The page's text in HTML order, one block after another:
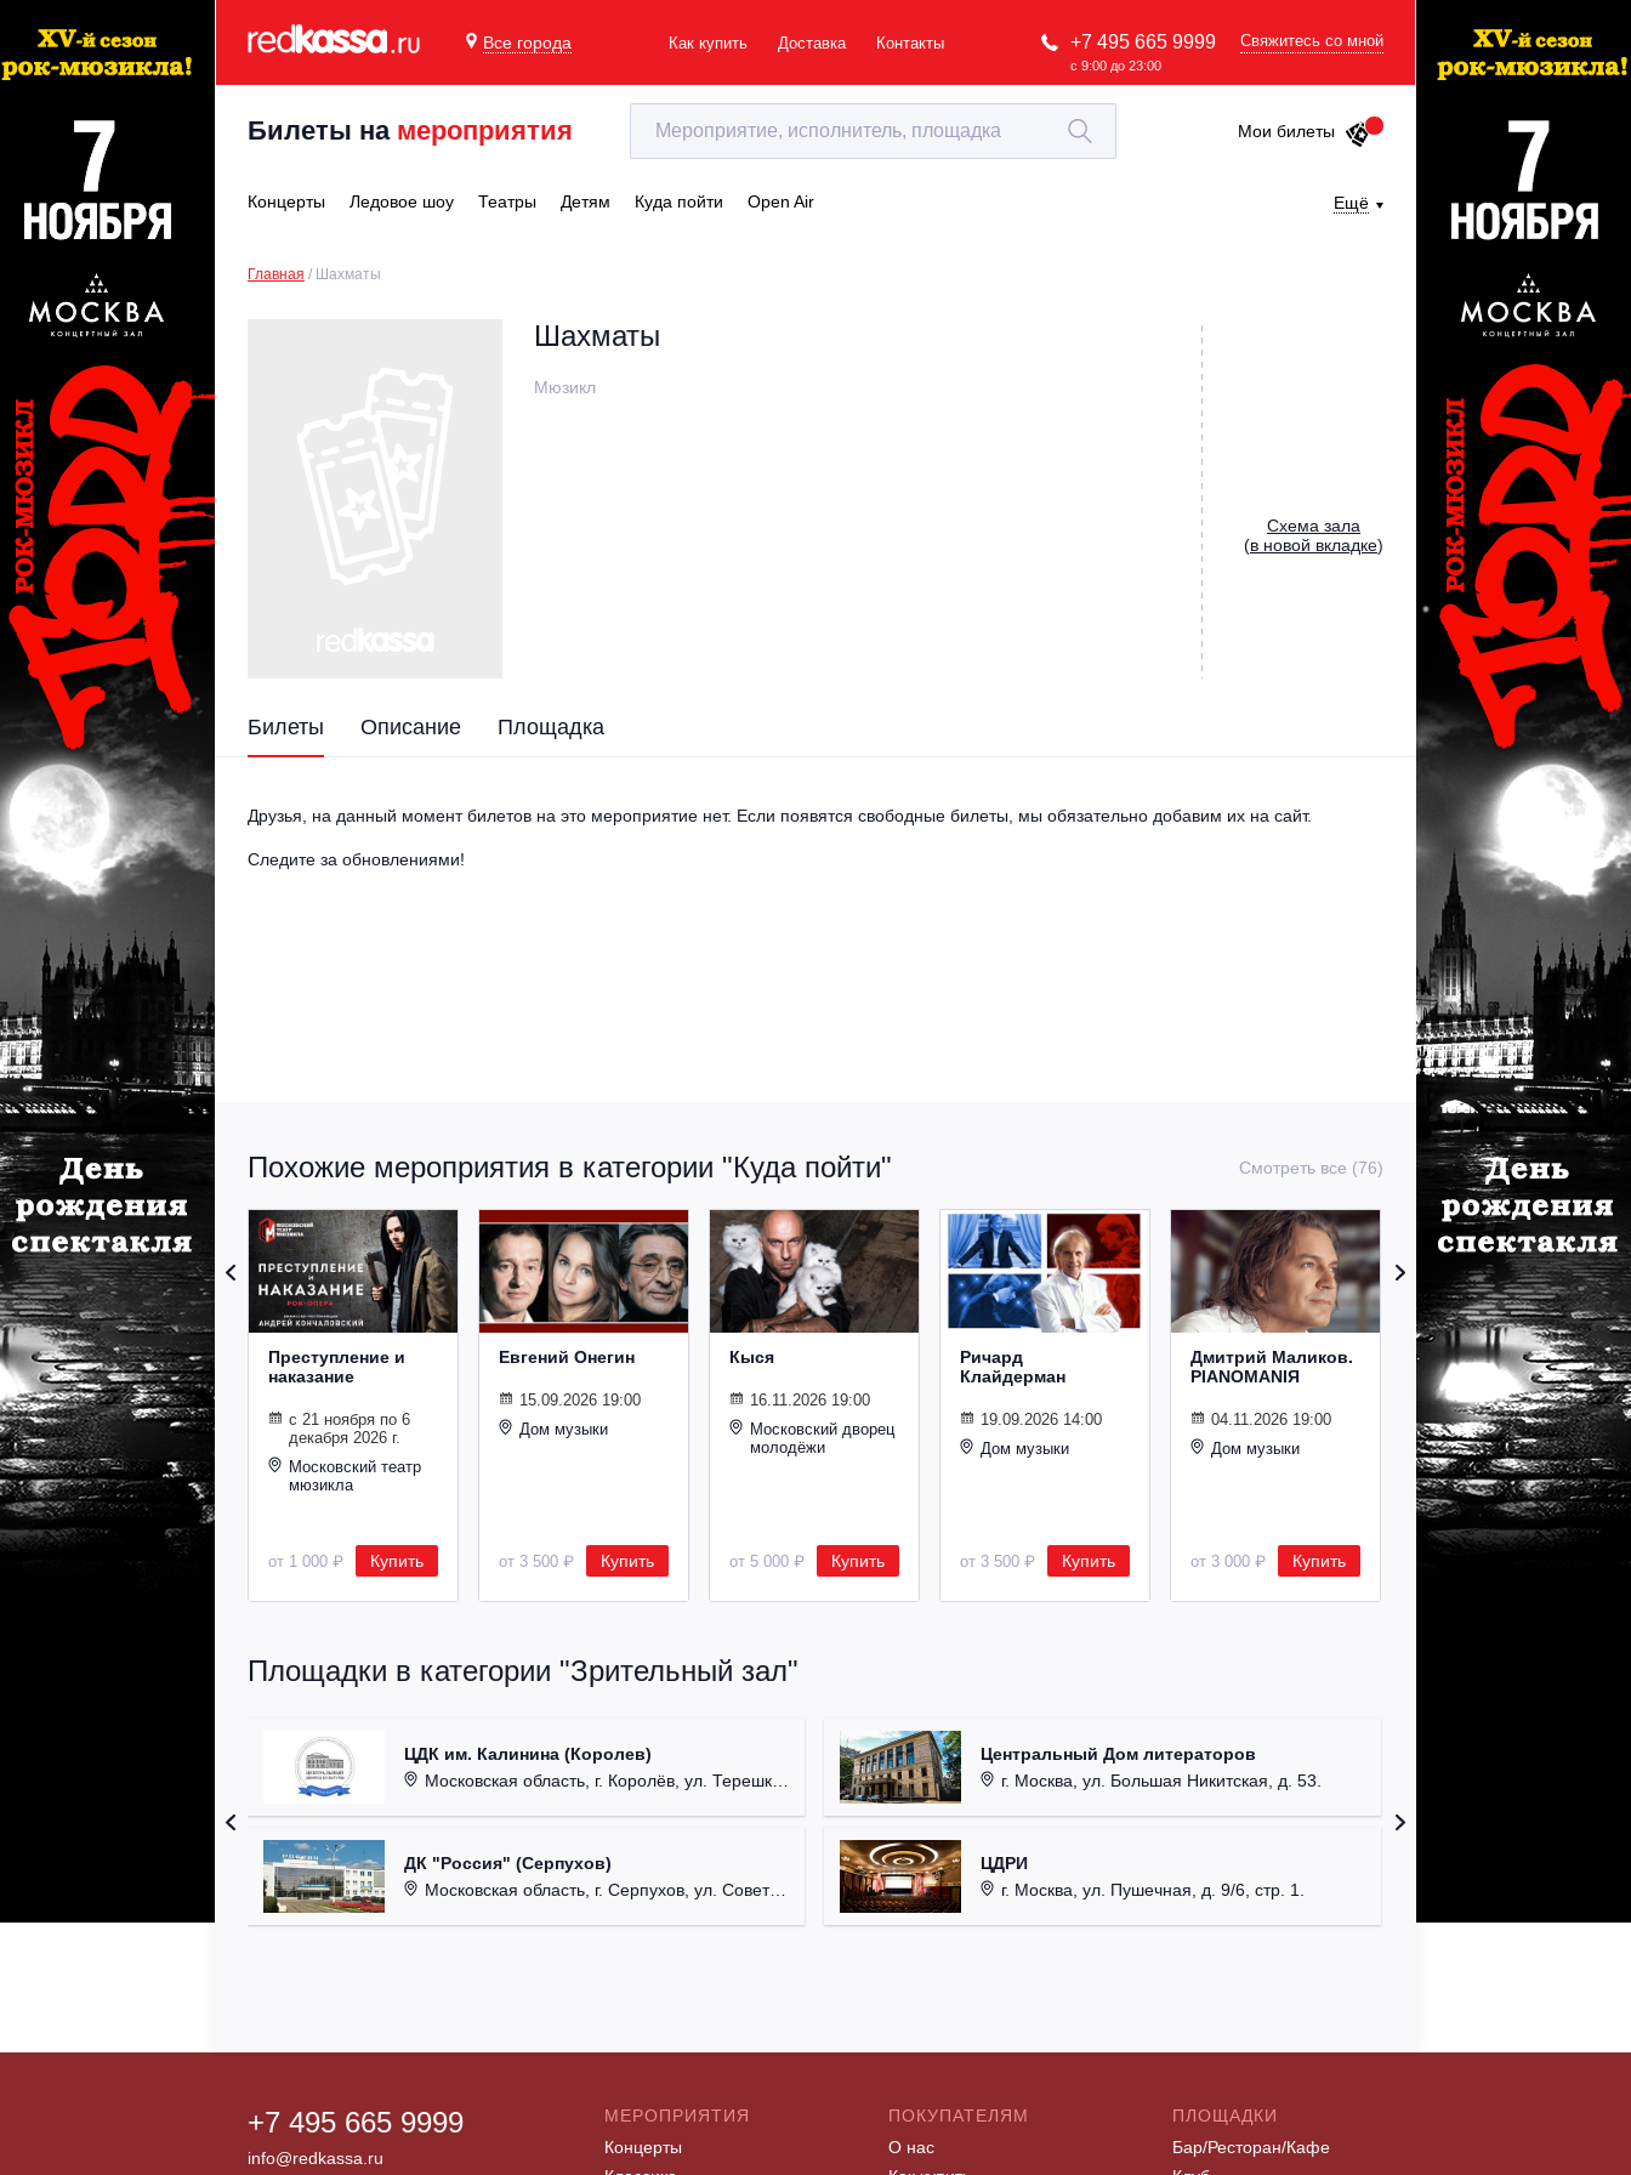
Все города Как купить Доставка Контакты +7 495 665 9999
с 9:00 до 23:00
Свяжитесь со мной
Билеты на мероприятия Мои билеты
Концерты Ледовое шоу Театры Детям Куда пойти Open Air Ещё
Главная Шахматы
Шахматы
Мюзикл
Cхема зала
(в новой вкладке)
Билеты Описание Площадка
Друзья, на данный момент билетов на это мероприятие нет. Если появятся свободные билеты, мы обязательно добавим их на сайт.
Следите за обновлениями!
Похожие мероприятия в категории "Куда пойти" Смотреть все (76)
Преступление и
наказание
с 21 ноября по 6
декабря 2026 г.
Московский театр
мюзикла
от 1 000 ₽ Купить
Евгений Онегин
15.09.2026 19:00
Дом музыки
от 3 500 ₽ Купить
Кыся
16.11.2026 19:00
Московский дворец
молодёжи
от 5 000 ₽ Купить
Ричард
Клайдерман
19.09.2026 14:00
Дом музыки
от 3 500 ₽ Купить
Дмитрий Маликов.
PIANOMANIЯ
04.11.2026 19:00
Дом музыки
от 3 000 ₽ Купить
Рождественский
концерт
Владимира
Спивакова
24.12.2026 19:00
Дом музыки
Площадки в категории "Зрительный зал"
ЦДК им. Калинина (Королев)
Московская область, г. Королёв, ул. Терешковой, д. 1.
ДК "Россия" (Серпухов)
Московская область, г. Серпухов, ул. Советская, д. 90.
Центральный Дом литераторов
г. Москва, ул. Большая Никитская, д. 53.
ЦДРИ
г. Москва, ул. Пушечная, д. 9/6, стр. 1.
+7 495 665 9999
info@redkassa.ru
МЕРОПРИЯТИЯ
Концерты
ПОКУПАТЕЛЯМ
О нас
ПЛОЩАДКИ
Бар/Ресторан/Кафе